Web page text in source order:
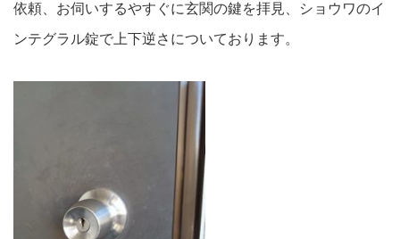
依頼、お伺いするやすぐに玄関の鍵を拝見、ショウワのイ
ンテグラル錠で上下逆さについております。